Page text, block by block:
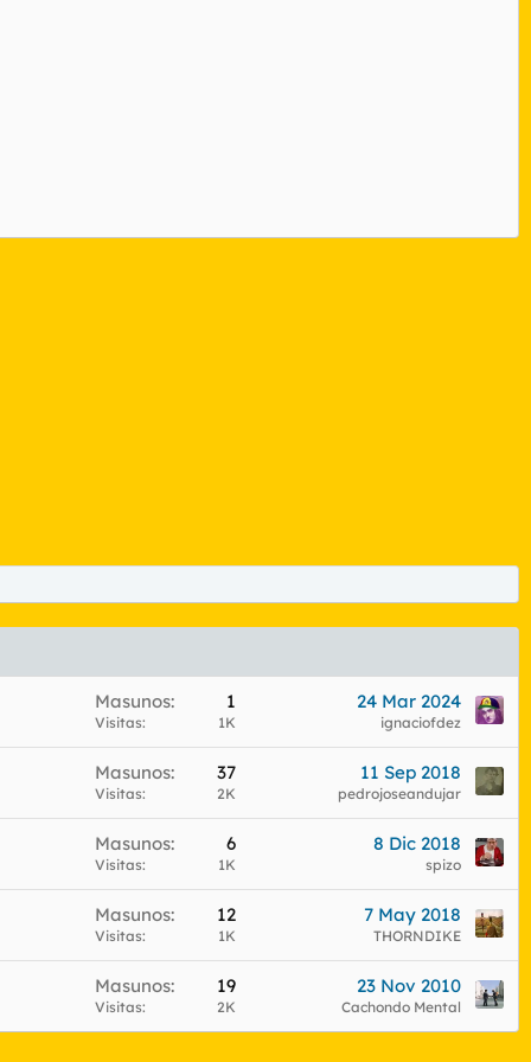
Masunos 1
Visitas 1K
24 Mar 2024
ignaciofdez
Masunos 37
Visitas 2K
11 Sep 2018
pedrojoseandujar
Masunos 6
Visitas 1K
8 Dic 2018
spizo
Masunos 12
Visitas 1K
7 May 2018
THORNDIKE
Masunos 19
Visitas 2K
23 Nov 2010
Cachondo Mental